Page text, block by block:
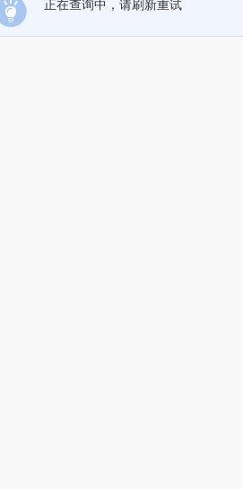
正在查询中，请刷新重试